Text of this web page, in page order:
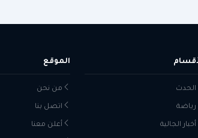
الحدث
رياضة
أخبار الجالية
الموقع
من نحن
اتصل بنا
أعلن معنا